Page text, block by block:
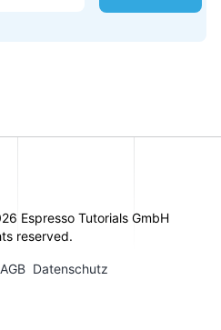
Espresso Tutorials GmbH
reserved.
AGB Datenschutz